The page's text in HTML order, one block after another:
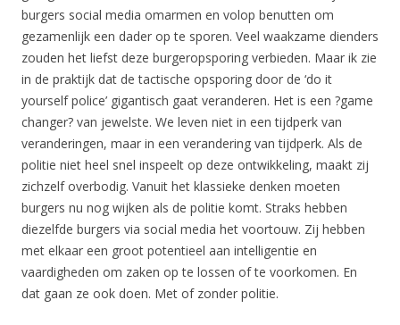
burgers social media omarmen en volop benutten om
gezamenlijk een dader op te sporen. Veel waakzame dienders
zouden het liefst deze burgeropsporing verbieden. Maar ik zie
in de praktijk dat de tactische opsporing door de ‘do it
yourself police’ gigantisch gaat veranderen. Het is een ?game
changer? van jewelste. We leven niet in een tijdperk van
veranderingen, maar in een verandering van tijdperk. Als de
politie niet heel snel inspeelt op deze ontwikkeling, maakt zij
zichzelf overbodig. Vanuit het klassieke denken moeten
burgers nu nog wijken als de politie komt. Straks hebben
diezelfde burgers via social media het voortouw. Zij hebben
met elkaar een groot potentieel aan intelligentie en
vaardigheden om zaken op te lossen of te voorkomen. En
dat gaan ze ook doen. Met of zonder politie.